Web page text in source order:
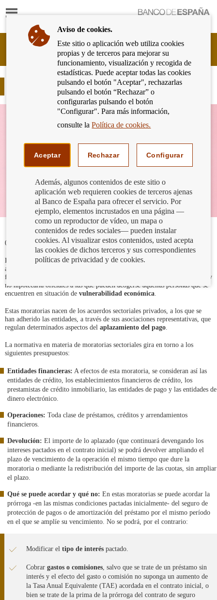
Mostrar
Ir
página
de
inicio
del
Banco
de
España
Cliente
Bancario
Banco
España
Eurosistema,
COVID 19 Moratorias sectoriales
04/06/2020
El Gobierno ha regulado recientemente el régimen de determinados
acuerdos de
financieras y sus clientes, como complemento a las moratorias hipotecaria y
no hipotecaria oficiales a las que pueden acogerse aquellas personas que se
encuentren en situación de vulnerabilidad económica.
Estas moratorias nacen de los acuerdos sectoriales privados, a los que se
han adherido las entidades, a través de sus asociaciones representativas, que
regulan determinados aspectos del aplazamiento del pago.
La normativa en materia de moratorias sectoriales gira en torno a los
siguientes presupuestos:
Entidades financieras: A efectos de esta moratoria, se consideran así las
entidades de crédito, los establecimientos financieros de crédito, los
prestamistas de crédito inmobiliario, las entidades de pago y las entidades de
dinero electrónico.
Operaciones: Toda clase de préstamos, créditos y arrendamientos
financieros.
Devolución: El importe de lo aplazado (que continuará devengando los
intereses pactados en el contrato inicial) se podrá devolver ampliando el
plazo de vencimiento de la operación el mismo tiempo que dure la
moratoria o mediante la redistribución del importe de las cuotas, sin ampliar
el plazo.
Qué se puede acordar y qué no: En estas moratorias se puede acordar la
prórroga -en las mismas condiciones pactadas inicialmente- del seguro de
protección de pagos o de amortización del préstamo por el mismo período
en el que se amplíe su vencimiento. No se podrá, por el contrario:
Modificar el tipo de interés pactado.
Cobrar gastos o comisiones, salvo que se trate de un préstamo sin
interés y el efecto del gasto o comisión no suponga un aumento de
la Tasa Anual Equivalente (TAE) acordada en el contrato inicial, o
bien se trate de la prima de la prórroga del contrato de seguro
Aviso de cookies.
Este sitio o aplicación web utiliza cookies
propias y de terceros para mejorar su
funcionamiento, visualización y recogida de
estadísticas. Puede aceptar todas las cookies
pulsando el botón "Aceptar", rechazarlas
pulsando el botón “Rechazar” o
configurarlas pulsando el botón
"Configurar". Para más información,
consulte laPolítica de cookies.
Aceptar Rechazar Configurar
Además, algunos contenidos de este sitio o
aplicación web requieren cookies de terceros ajenas
al Banco de España para ofrecer el servicio. Por
ejemplo, elementos incrustados en una página —
como un reproductor de vídeo, un mapa o
contenidos de redes sociales— pueden instalar
cookies. Al visualizar estos contenidos, usted acepta
las cookies de dichos terceros y sus correspondientes
políticas de privacidad y de cookies.